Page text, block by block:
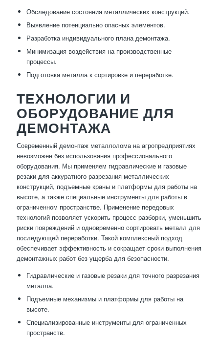
Обследование состояния металлических конструкций.
Выявление потенциально опасных элементов.
Разработка индивидуального плана демонтажа.
Минимизация воздействия на производственные
процессы.
Подготовка металла к сортировке и переработке.
ТЕХНОЛОГИИ И
ОБОРУДОВАНИЕ ДЛЯ
ДЕМОНТАЖА
Современный демонтаж металлолома на агропредприятиях
невозможен без использования профессионального
оборудования. Мы применяем гидравлические и газовые
резаки для аккуратного разрезания металлических
конструкций, подъемные краны и платформы для работы на
высоте, а также специальные инструменты для работы в
ограниченном пространстве. Применение передовых
технологий позволяет ускорить процесс разборки, уменьшить
риски повреждений и одновременно сортировать металл для
последующей переработки. Такой комплексный подход
обеспечивает эффективность и сокращает сроки выполнения
демонтажных работ без ущерба для безопасности.
Гидравлические и газовые резаки для точного разрезания
металла.
Подъемные механизмы и платформы для работы на
высоте.
Специализированные инструменты для ограниченных
пространств.